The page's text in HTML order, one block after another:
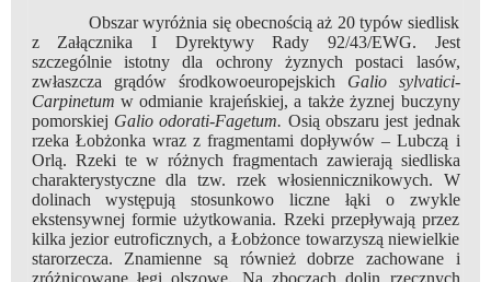
Obszar wyróżnia się obecnością aż 20 typów siedlisk
z Załącznika I Dyrektywy Rady 92/43/EWG. Jest
szczególnie istotny dla ochrony żyznych postaci lasów,
zwłaszcza grądów środkowoeuropejskich Galio sylvatici-
Carpinetum w odmianie krajeńskiej, a także żyznej buczyny
pomorskiej Galio odorati-Fagetum. Osią obszaru jest jednak
rzeka Łobżonka wraz z fragmentami dopływów – Lubczą i
Orlą. Rzeki te w różnych fragmentach zawierają siedliska
charakterystyczne dla tzw. rzek włosiennicznikowych. W
dolinach występują stosunkowo liczne łąki o zwykle
ekstensywnej formie użytkowania. Rzeki przepływają przez
kilka jezior eutroficznych, a Łobżonce towarzyszą niewielkie
starorzecza. Znamienne są również dobrze zachowane i